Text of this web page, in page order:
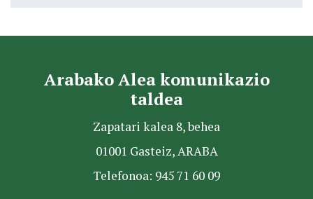
Arabako Alea komunikazio
taldea
Zapatari kalea 8, behea
01001 Gasteiz, ARABA
Telefonoa: 945 71 60 09